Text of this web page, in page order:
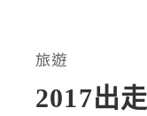
旅遊
2017出